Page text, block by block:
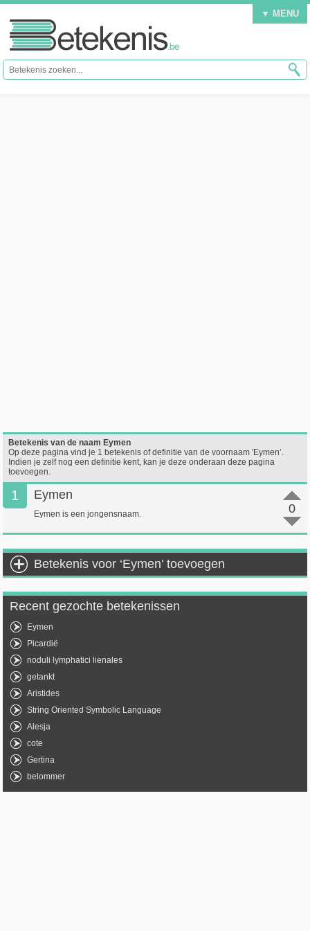
▼ MENU
Betekenis van de naam Eymen
Op deze pagina vind je 1 betekenis of definitie van de voornaam 'Eymen’.
Indien je zelf nog een definitie kent, kan je deze onderaan deze pagina
toevoegen.
1
0
Eymen
Eymen is een jongensnaam.
Betekenis voor ‘Eymen’ toevoegen
Recent gezochte betekenissen
Eymen
Picardië
noduli lymphatici lienales
getankt
Aristides
String Oriented Symbolic Language
Alesja
cote
Gertina
belommer